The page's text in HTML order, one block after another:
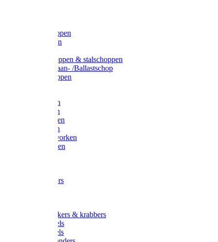
Betonschoppen
Schepbatsen
Ballastschoppen & stalschoppen
Slijtsrip Graan- /Ballastschop
Graanschoppen
Hooivorken
Mestvorken
Bietenvorken
Maisvorken
Aardappelvorken
Vijgenvorken
Tuinkrabbers
Onkruidstekers & krabbers
Hartschoffels
Ruitschoffels